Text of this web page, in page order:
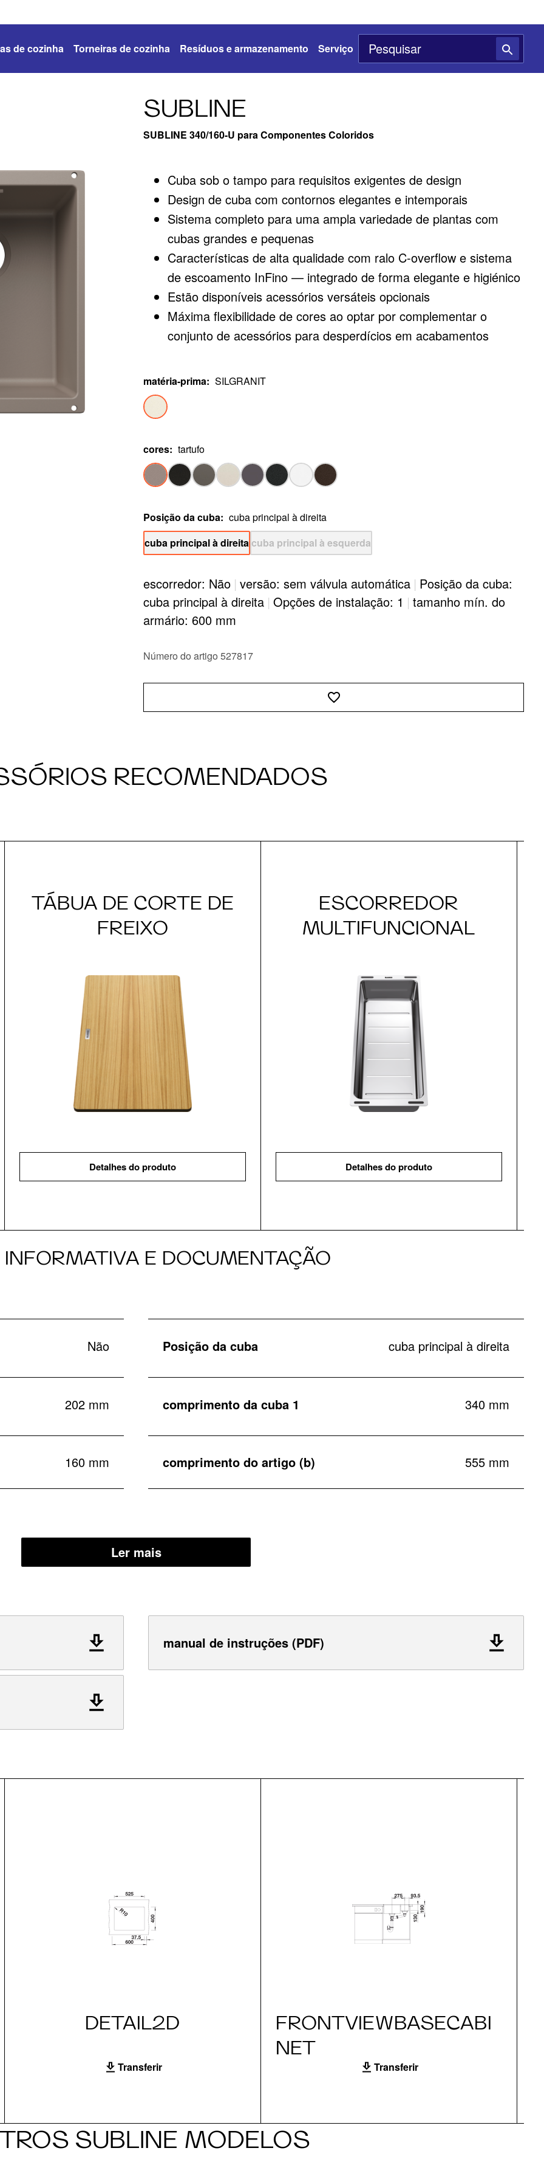
de cozinha Torneiras de cozinha Resíduos e armazenamento Serviço
SUBLINE
SUBLINE 340/160-U para Componentes Coloridos
Cuba sob o tampo para requisitos exigentes de design
Design de cuba com contornos elegantes e intemporais
Sistema completo para uma ampla variedade de plantas com
cubas grandes e pequenas
Características de alta qualidade com ralo C-overflow e sistema
de escoamento InFino — integrado de forma elegante e higiénico
Estão disponíveis acessórios versáteis opcionais
Máxima flexibilidade de cores ao optar por complementar o
conjunto de acessórios para desperdícios em acabamentos
platinum (a encomendar com número de artigo separado)
matéria-prima: SILGRANIT
cores: tartufo
Posição da cuba: cuba principal à direita
cuba principal à direitacuba principal à esquerda
escorredor: Não | versão: sem válvula automática | Posição da cuba:
cuba principal à direita | Opções de instalação: 1 | tamanho mín. do
armário: 600 mm
Número do artigo 527817
RECOMENDADOS
TÁBUA DE CORTE DE
FREIXO
Detalhes do produto
ESCORREDOR
MULTIFUNCIONAL
Detalhes do produto
E DOCUMENTAÇÃO
Não Posição da cuba cuba principal à direita
202 mm comprimento da cuba 1 340 mm
160 mm comprimento do artigo (b) 555 mm
Ler mais
manual de instruções (PDF)
DETAIL2D
Transferir
FRONTVIEWBASECABI
NET
Transferir
SUBLINE MODELOS